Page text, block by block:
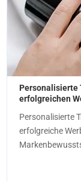
Personalisierte
erfolgreichen
Personalisierte
erfolgreiche